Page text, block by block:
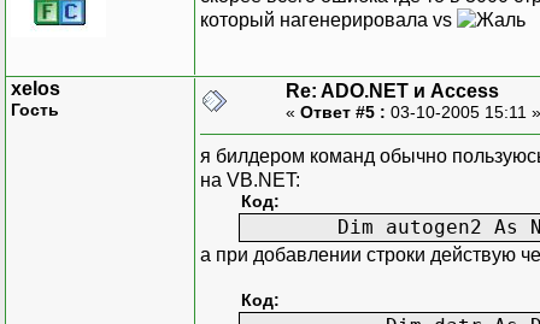
который нагенерировала vs
xelos
Гость
Re: ADO.NET и Access
« Ответ #5 : 03-10-2005 15:11
я билдером команд обычно
на VB.NET:
Код:
Dim autogen2 As New
а при добавлении строки действую
Код: